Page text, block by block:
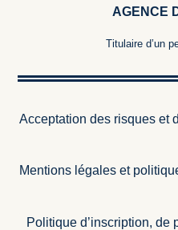
AGENCE
Titulaire d’un
Acceptation des risques et
Mentions légales et
Politique d’inscription, de